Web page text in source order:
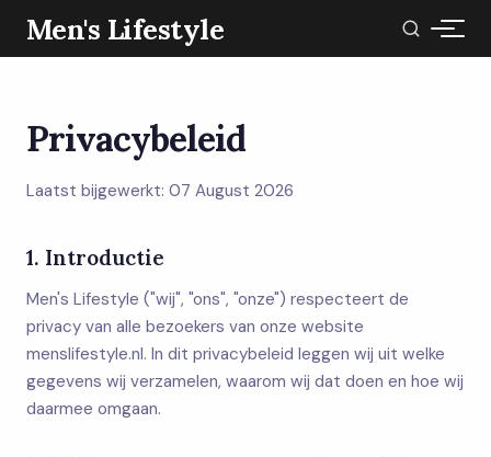
Men's Lifestyle
Privacybeleid
Laatst bijgewerkt: 07 August 2026
1. Introductie
Men's Lifestyle ("wij", "ons", "onze") respecteert de
privacy van alle bezoekers van onze website
menslifestyle.nl. In dit privacybeleid leggen wij uit welke
gegevens wij verzamelen, waarom wij dat doen en hoe wij
daarmee omgaan.